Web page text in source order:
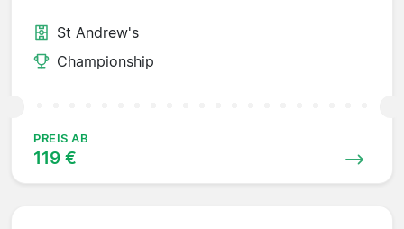
St Andrew's
Championship
PREIS AB
119 €